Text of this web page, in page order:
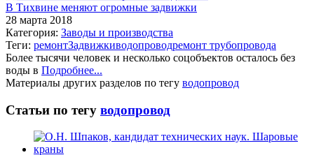
В Тихвине меняют огромные задвижки
28 марта 2018
Категория: Заводы и производства
Теги: ремонтЗадвижкиводопроводремонт трубопровода
Более тысячи человек и несколько соцобъектов осталось без
воды в Подробнее...
Материалы других разделов по тегу водопровод
Статьи по тегу водопровод